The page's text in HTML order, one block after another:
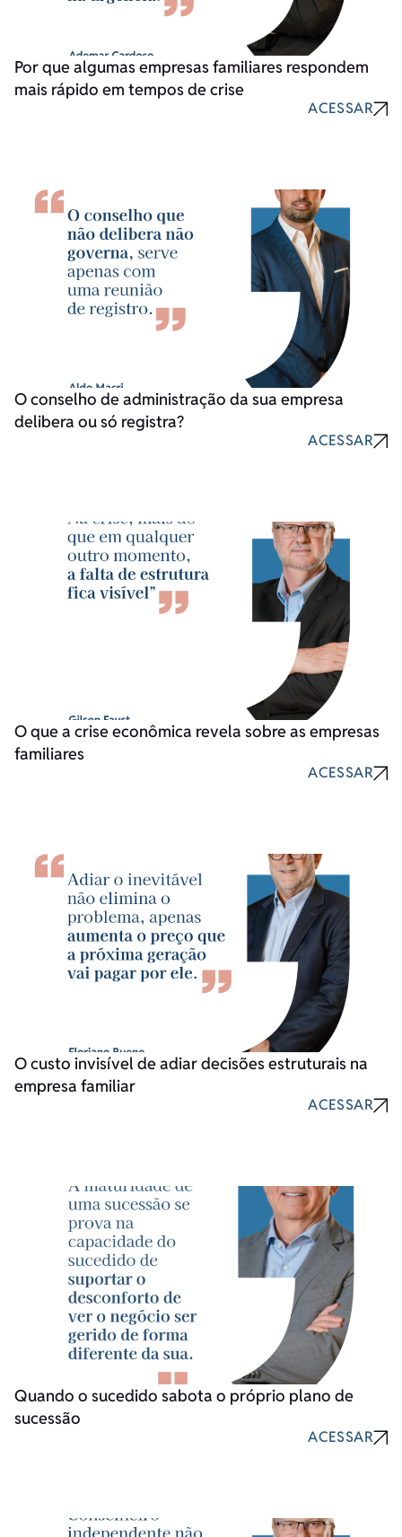
Por que algumas empresas familiares respondem
mais rápido em tempos de crise
ACESSAR
O conselho de administração da sua empresa
delibera ou só registra?
ACESSAR
O que a crise econômica revela sobre as empresas
familiares
ACESSAR
O custo invisível de adiar decisões estruturais na
empresa familiar
ACESSAR
Quando o sucedido sabota o próprio plano de
sucessão
ACESSAR